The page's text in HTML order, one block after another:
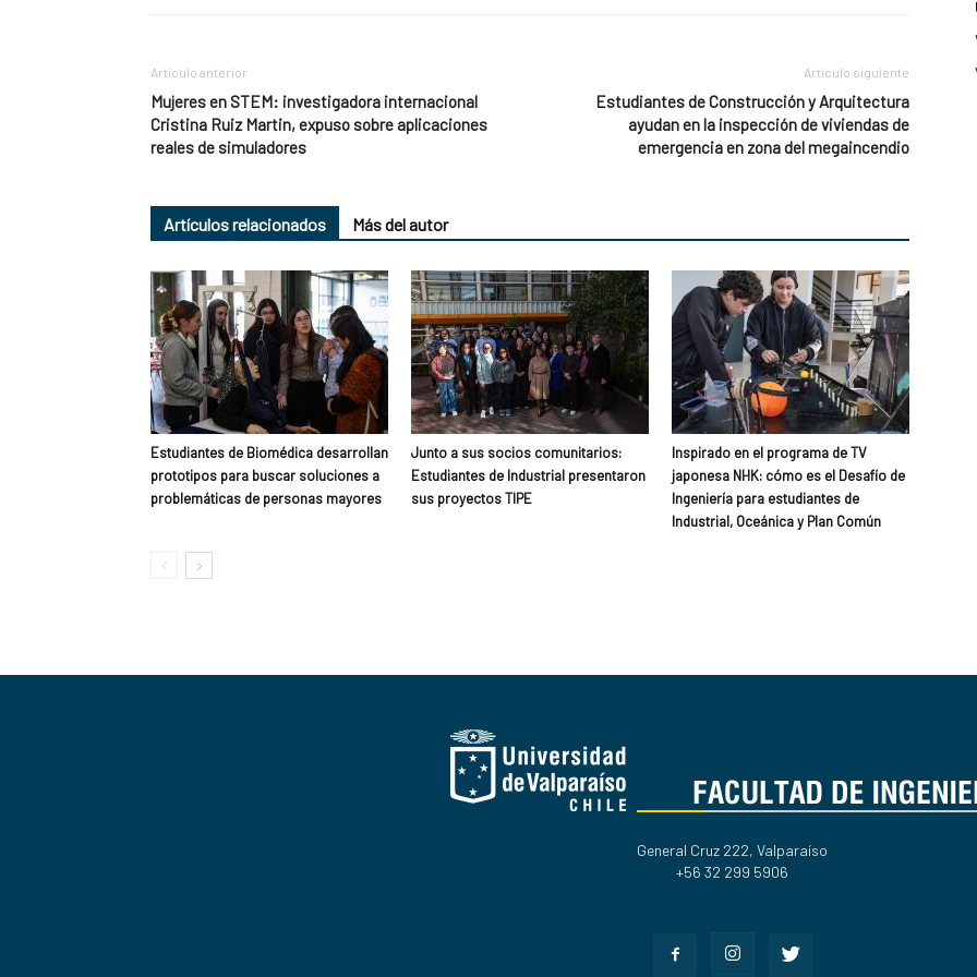
Artículo anterior
Mujeres en STEM: investigadora internacional
Cristina Ruiz Martin, expuso sobre aplicaciones
reales de simuladores
Artículo siguiente
Estudiantes de Construcción y Arquitectura
ayudan en la inspección de viviendas de
emergencia en zona del megaincendio
Artículos relacionados Más del autor
Estudiantes de Biomédica desarrollan
prototipos para buscar soluciones a
problemáticas de personas mayores
Junto a sus socios comunitarios:
Estudiantes de Industrial presentaron
sus proyectos TIPE
Inspirado en el programa de TV
japonesa NHK: cómo es el Desafío de
Ingeniería para estudiantes de
Industrial, Oceánica y Plan Común
General Cruz 222, Valparaíso
+56 32 299 5906